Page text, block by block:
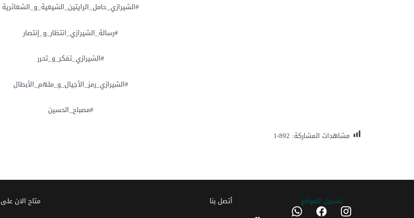
#الشيرازي_حامل_الرايتين_الشيعية_و_الشعائرية
#رسالة_الشيرازي_انتظار_و_إنتصار
#الشيرازي_تفكر_و_تحرر
#الشيرازي_رمز_الأجيال_و_ملهم_الأبطال
#مصباح_الحسين
مشاهدات المشاركة: 1٬892
تسجیل الموقعinstagram
facebook
whatsapp أتصل بنا متاح الان على